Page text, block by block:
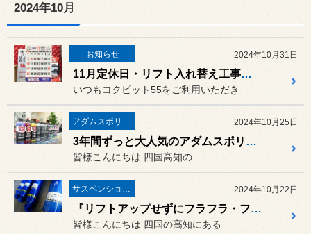
2024年10月
お知らせ 2024年10月31日
11月定休日・リフト入れ替え工事に伴う臨時休業と作業受け入れ休止のお知らせ
いつもコクピット55をご利用いただき
2024年10月25日
3年間ずっと大人気のアダムスポリッシュが今回も大量入荷しました！
皆様こんにちは 四国高知の
2024年10月22日
『リフトアップせずにフラフラ・フワフワだけを改善したい』そんなお客様が急増中です！スズキ ジムニー（JB64W）に「エナペタル E-12ダンパー」の取り付け！
皆様こんにちは 四国の高知にある